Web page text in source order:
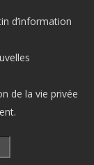
d’information
de la vie privée